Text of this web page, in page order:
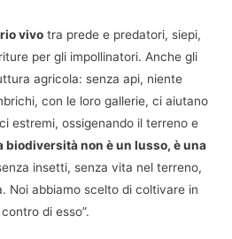
vivo tra prede e predatori, siepi,
per gli impollinatori. Anche gli
agricola: senza api, niente
con le loro gallerie, ci aiutano
estremi, ossigenando il terreno e
biodiversità non è un lusso, è una
insetti, senza vita nel terreno,
Noi abbiamo scelto di coltivare in
di esso”.